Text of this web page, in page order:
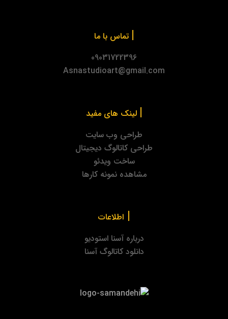
| تماس با ما
09031722396
Asnastudioart@gmail.com
| لینک های مفید
طراحی وب سایت
طراحی کاتالوگ دیجیتال
ساخت ویدئو
مشاهده نمونه کارها
|اطلاعات
درباره آسنا استودیو
دانلود کاتالوگ آسنا